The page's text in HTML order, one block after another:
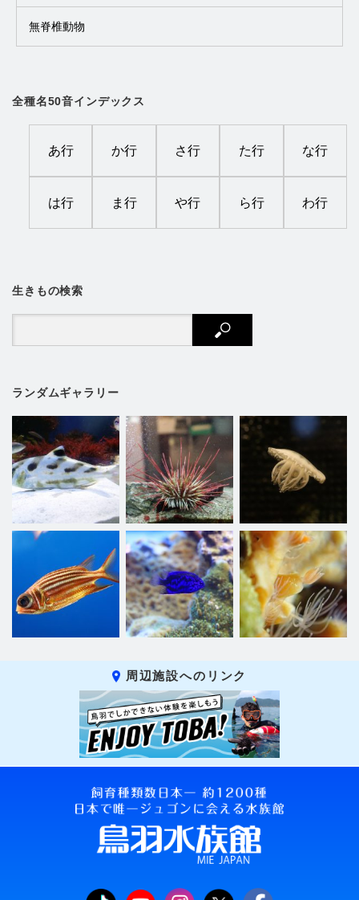
無脊椎動物
全種名50音インデックス
あ行 か行 さ行 た行 な行
は行 ま行 や行 ら行 わ行
生きもの検索
ランダムギャラリー
周辺施設へのリンク